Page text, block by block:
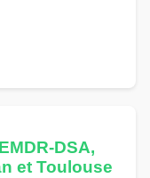
DSA,
et Toulouse